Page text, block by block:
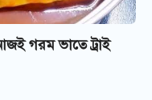
গরম ভাতে ট্রাই